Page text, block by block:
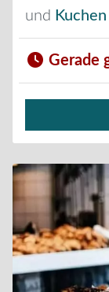
und Kuchen
Gerade
Verkauf von